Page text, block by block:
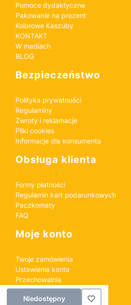
Pomoce dydaktyczne
Pakowanie na prezent
Kolorowe Kaszuby
KONTAKT
W mediach
BLOG
Bezpieczeństwo
Polityka prywatności
Regulaminy
Zwroty i reklamacje
Pliki cookies
Informacje dla konsumenta
Obsługa klienta
Formy płatności
Regulamin kart podarunkowych
Paczkomaty
FAQ
Moje konto
Twoje zamówienia
Ustawienia konta
Przechowalnia
Niedostępny